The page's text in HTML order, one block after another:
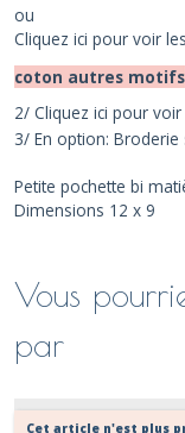
ou
Cliquez ici pour voir
coton autres motifs
2/ Cliquez ici pour
3/ En option:
Petite pochette bi
Dimensions 12 x 9
Vous
par